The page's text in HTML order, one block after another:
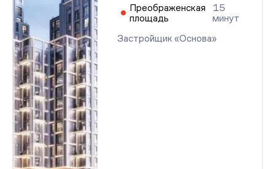
Преображенская
площадь
15
минут
Застройщик «Основа»